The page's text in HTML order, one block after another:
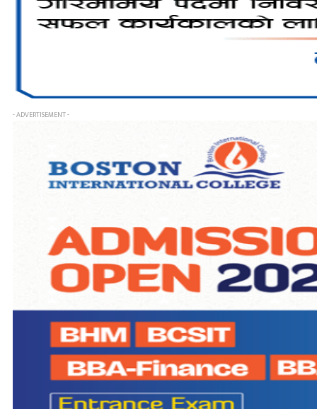
- ADVERTISEMENT -